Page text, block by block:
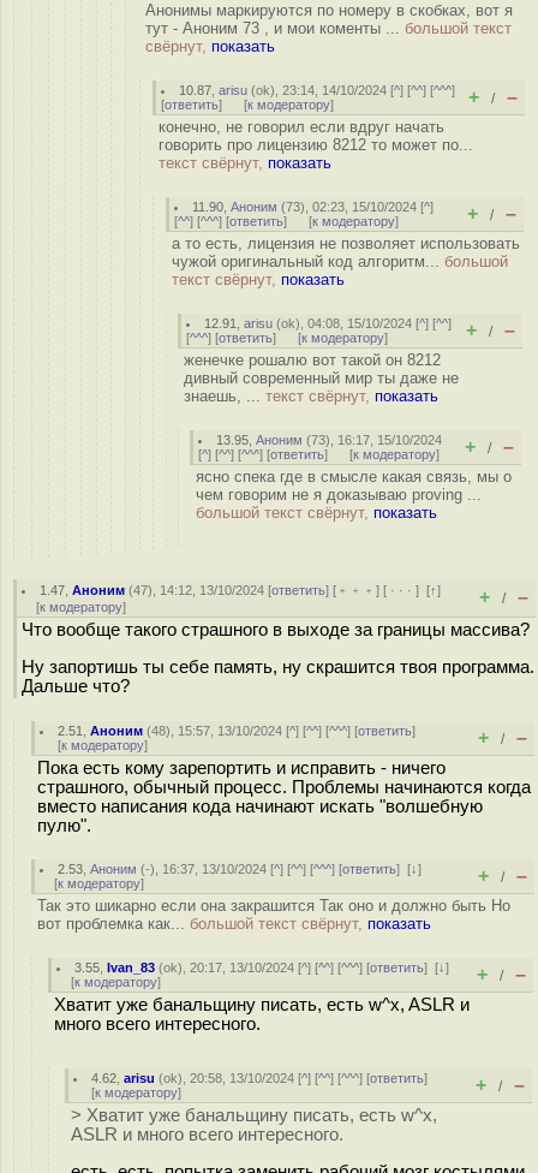
Анонимы маркируются по номеру в скобках, вот я
тут - Аноним 73 , и мои коменты ... большой текст
свёрнут, показать
10.87 ,arisu (ok), 23:14, 14/10/2024 [^] [^^] [^^^]
[ответить] [к модератору] + / –
конечно, не говорил если вдруг начать
говорить про лицензию 8212 то может по...
текст свёрнут, показать
11.90 ,Аноним (73), 02:23, 15/10/2024 [^]
[^^] [^^^] [ответить] [к модератору] + / –
а то есть, лицензия не позволяет использовать
чужой оригинальный код алгоритм... большой
текст свёрнут, показать
12.91 ,arisu (ok), 04:08, 15/10/2024 [^] [^^]
[^^^] [ответить] [к модератору] + / –
женечке рошалю вот такой он 8212
дивный современный мир ты даже не
знаешь, ... текст свёрнут, показать
13.95 ,Аноним (73), 16:17, 15/10/2024
[^] [^^] [^^^] [ответить] [к модератору] + / –
ясно спека где в смысле какая связь, мы о
чем говорим не я доказываю proving ...
большой текст свёрнут, показать
1.47 ,Аноним (47), 14:12, 13/10/2024 [ответить] [ ﹢﹢﹢] [ · · ·][↑]
[к модератору] + / –
Что вообще такого страшного в выходе за границы массива?
Ну запортишь ты себе память, ну скрашится твоя программа.
Дальше что?
2.51 ,Аноним (48), 15:57, 13/10/2024 [^] [^^] [^^^] [ответить]
[к модератору] + / –
Пока есть кому зарепортить и исправить - ничего
страшного, обычный процесс. Проблемы начинаются когда
вместо написания кода начинают искать "волшебную
пулю".
2.53 ,Аноним (-), 16:37, 13/10/2024 [^] [^^] [^^^] [ответить][↓]
[к модератору] + / –
Так это шикарно если она закрашится Так оно и должно быть Но
вот проблемка как... большой текст свёрнут, показать
3.55 ,Ivan_83 (ok), 20:17, 13/10/2024 [^] [^^] [^^^] [ответить][↓]
[к модератору] + / –
Хватит уже банальщину писать, есть w^x, ASLR и
много всего интересного.
4.62 ,arisu (ok), 20:58, 13/10/2024 [^] [^^] [^^^] [ответить]
[к модератору] + / –
> Хватит уже банальщину писать, есть w^x,
ASLR и много всего интересного.